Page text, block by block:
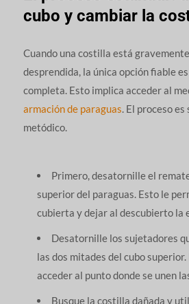
cubo y cambiar la
Cuando una costilla está
desprendida, la única opción fiable
completa. Esto implica acceder al
armación de paraguas. El proceso es
metódico.
Primero, desatornille el
superior del paraguas. Esto le
cubierta y dejar al descubierto la
Desatornille los sujetadores
las dos mitades del cubo
acceder al punto donde se unen
Busque la costilla dañada y